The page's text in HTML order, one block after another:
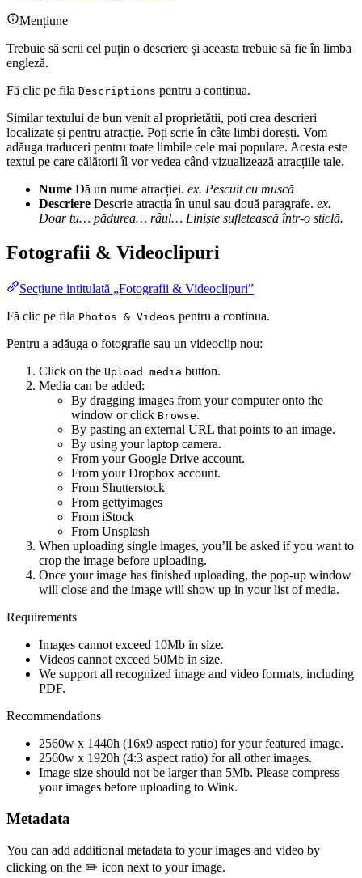
Mențiune
Trebuie să scrii cel puțin o descriere și aceasta trebuie să fie în limba
engleză.
Fă clic pe fila Descriptions pentru a continua.
Similar textului de bun venit al proprietății, poți crea descrieri
localizate și pentru atracție. Poți scrie în câte limbi dorești. Vom
adăuga traduceri pentru toate limbile cele mai populare. Acesta este
textul pe care călătorii îl vor vedea când vizualizează atracțiile tale.
Nume Dă un nume atracției. ex. Pescuit cu muscă
Descriere Descrie atracția în unul sau două paragrafe. ex.
Doar tu… pădurea… râul… Liniște sufletească într-o sticlă.
Fotografii & Videoclipuri
Secțiune intitulată „Fotografii & Videoclipuri”
Fă clic pe fila Photos & Videos pentru a continua.
Pentru a adăuga o fotografie sau un videoclip nou:
Click on the Upload media button.
Media can be added:
By dragging images from your computer onto the
window or click Browse.
By pasting an external URL that points to an image.
By using your laptop camera.
From your Google Drive account.
From your Dropbox account.
From Shutterstock
From gettyimages
From iStock
From Unsplash
When uploading single images, you’ll be asked if you want to
crop the image before uploading.
Once your image has finished uploading, the pop-up window
will close and the image will show up in your list of media.
Requirements
Images cannot exceed 10Mb in size.
Videos cannot exceed 50Mb in size.
We support all recognized image and video formats, including
PDF.
Recommendations
2560w x 1440h (16x9 aspect ratio) for your featured image.
2560w x 1920h (4:3 aspect ratio) for all other images.
Image size should not be larger than 5Mb. Please compress
your images before uploading to Wink.
Metadata
You can add additional metadata to your images and video by
clicking on the ✏️ icon next to your image.